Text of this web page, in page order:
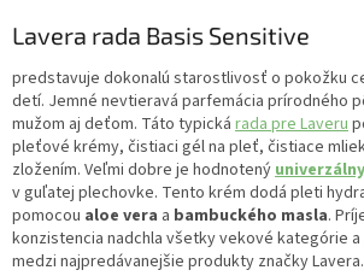
Lavera rada Basis Sensitive
predstavuje dokonalú starostlivosť o pokožku
detí. Jemné nevtieravá parfemácia prírodného
mužom aj deťom. Táto typická rada pre Laveru
pleťové krémy, čistiaci gél na pleť, čistiace
zložením. Veľmi dobre je hodnotený
v guľatej plechovke. Tento krém dodá pleti
pomocou aloe vera a bambuckého masla.
konzistencia nadchla všetky vekové kategórie
medzi najpredávanejšie produkty značky Lavera.